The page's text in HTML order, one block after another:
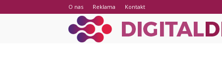
O nas Reklama Kontakt